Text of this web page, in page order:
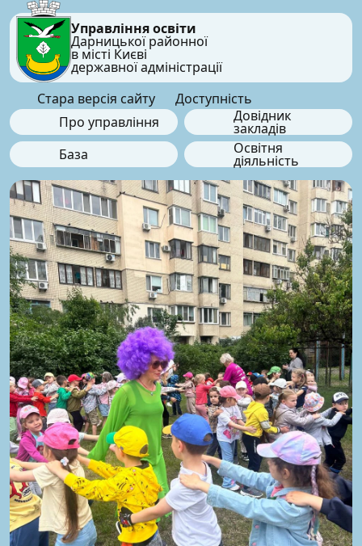
Управління освіти
Дарницької районної
в місті Києві
державної адміністрації
Стара версія сайту
Доступність
Про управління
Довідник
закладів
База
Освітня
діяльність